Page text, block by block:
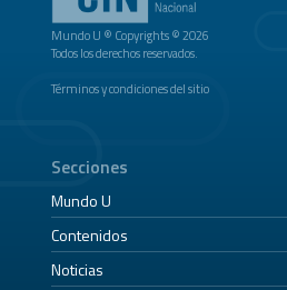
Mundo U ® Copyrights © 2026
Todos los derechos reservados.
Términos y condiciones del sitio
Secciones
Mundo U
Contenidos
Noticias